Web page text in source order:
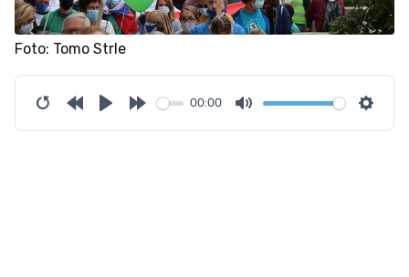
Foto: Tomo Strle
00:00